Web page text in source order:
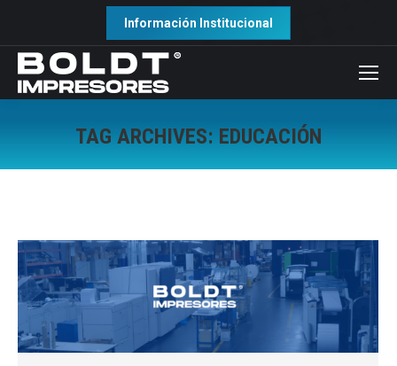
Información Institucional
TAG ARCHIVES: EDUCACIÓN